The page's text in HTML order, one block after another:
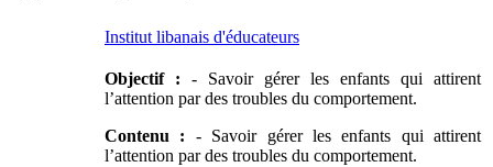
Institut libanais d'éducateurs
Objectif : - Savoir gérer les enfants qui attirent
l’attention par des troubles du comportement.
Contenu : - Savoir gérer les enfants qui attirent
l’attention par des troubles du comportement.